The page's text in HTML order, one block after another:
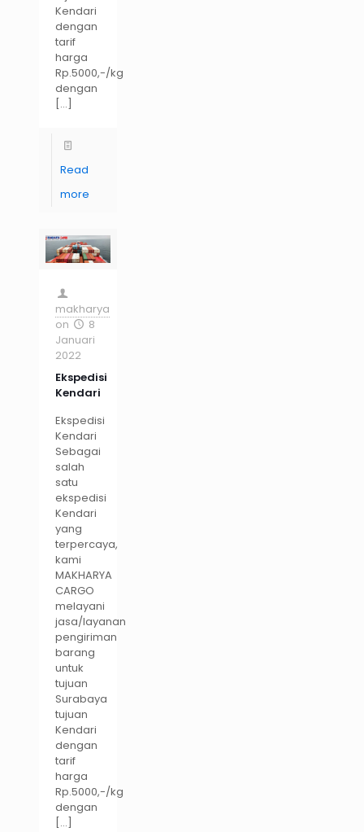
Kendari
dengan
tarif
harga
Rp.5000,-/kg
dengan
[…]
Read
more
makharya
on
8
Januari
2022
Ekspedisi
Kendari
Ekspedisi
Kendari
Sebagai
salah
satu
ekspedisi
Kendari
yang
terpercaya,
kami
MAKHARYA
CARGO
melayani
jasa/layanan
pengiriman
barang
untuk
tujuan
Surabaya
tujuan
Kendari
dengan
tarif
harga
Rp.5000,-/kg
dengan
[…]